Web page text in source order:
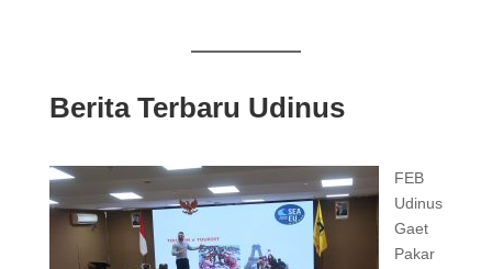
Berita Terbaru Udinus
FEB
Udinus
Gaet
Pakar